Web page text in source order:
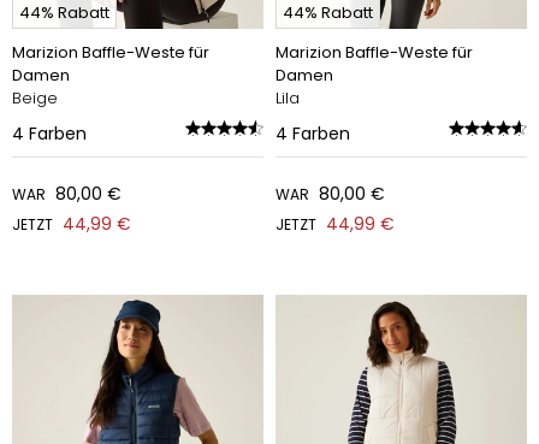
44% Rabatt
Marizion Baffle-Weste für
Damen
Beige
4 Farben
WAR 80,00 €
JETZT 44,99 €
44% Rabatt
Marizion Baffle-Weste für
Damen
Lila
4 Farben
WAR 80,00 €
JETZT 44,99 €